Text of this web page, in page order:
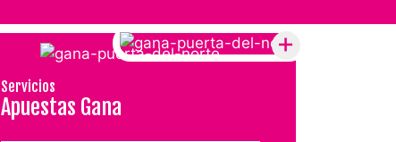
Servicios
Apuestas Gana